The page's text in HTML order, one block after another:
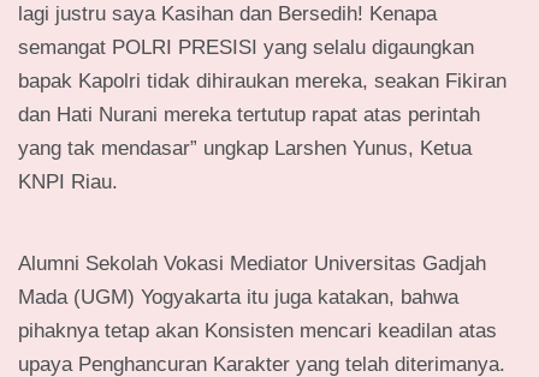
lagi justru saya Kasihan dan Bersedih! Kenapa
semangat POLRI PRESISI yang selalu digaungkan
bapak Kapolri tidak dihiraukan mereka, seakan Fikiran
dan Hati Nurani mereka tertutup rapat atas perintah
yang tak mendasar” ungkap Larshen Yunus, Ketua
KNPI Riau.
Alumni Sekolah Vokasi Mediator Universitas Gadjah
Mada (UGM) Yogyakarta itu juga katakan, bahwa
pihaknya tetap akan Konsisten mencari keadilan atas
upaya Penghancuran Karakter yang telah diterimanya.